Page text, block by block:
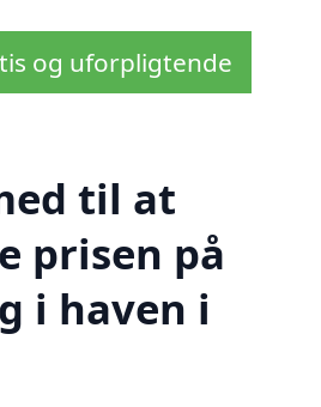
og uforpligtende
til at
prisen på
i haven i